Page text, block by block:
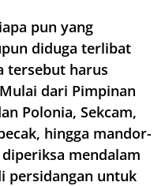
pun yang
diduga terlibat
tersebut harus
dari Pimpinan
Polonia, Sekcam,
hingga mandor-
mendalam
persidangan untuk